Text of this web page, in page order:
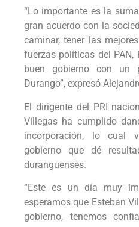
“Lo importante es la
gran acuerdo con la
caminar, tener las
fuerzas políticas del PAN,
buen gobierno con un
Durango”, expresó
El dirigente del PRI
Villegas ha cumplido
incorporación, lo cual
gobierno que dé
duranguenses.
“Este es un día muy
esperamos que Esteban
gobierno, tenemos